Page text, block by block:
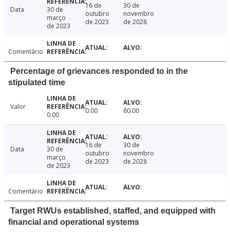
Data
30 de
março
de 2023
16 de
outubro
de 2023
30 de
novembro
de 2028
Comentário
Percentage of grievances responded to in the
stipulated time
Valor
0.00
0.00 80.00
Data
30 de
março
de 2023
16 de
outubro
de 2023
30 de
novembro
de 2028
Comentário
Target RWUs established, staffed, and equipped with
financial and operational systems